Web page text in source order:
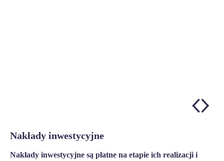
Nakłady inwestycyjne
Nakłady inwestycyjne są płatne na etapie ich realizacji i